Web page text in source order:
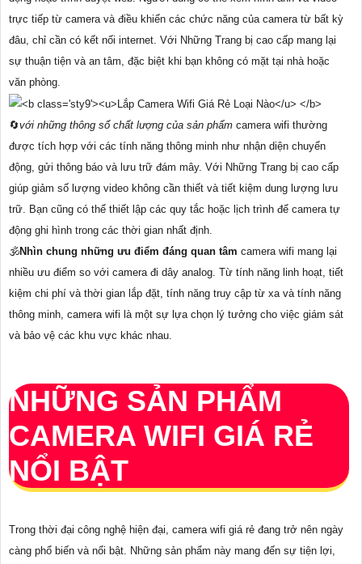
trực tiếp từ camera và điều khiển các chức năng của camera từ bất kỳ
đâu, chỉ cần có kết nối internet. Với Những Trang bị cao cấp mang lại
sự thuận tiện và an tâm, đặc biệt khi bạn không có mặt tại nhà hoặc
văn phòng.
🔄với những thông số chất lượng của sản phẩm camera wifi thường
được tích hợp với các tính năng thông minh như nhận diện chuyển
động, gửi thông báo và lưu trữ đám mây. Với Những Trang bị cao cấp
giúp giảm số lượng video không cần thiết và tiết kiệm dung lượng lưu
trữ. Bạn cũng có thể thiết lập các quy tắc hoặc lịch trình để camera tự
động ghi hình trong các thời gian nhất định.
🕉️Nhìn chung những ưu điểm đáng quan tâm camera wifi mang lại
nhiều ưu điểm so với camera đi dây analog. Từ tính năng linh hoạt, tiết
kiệm chi phí và thời gian lắp đặt, tính năng truy cập từ xa và tính năng
thông minh, camera wifi là một sự lựa chọn lý tưởng cho việc giám sát
và bảo vệ các khu vực khác nhau.
NHỮNG SẢN PHẨM
CAMERA WIFI GIÁ RẺ
NỔI BẬT
Trong thời đại công nghệ hiện đại, camera wifi giá rẻ đang trở nên ngày
càng phổ biến và nổi bật. Những sản phẩm này mang đến sự tiện lợi,